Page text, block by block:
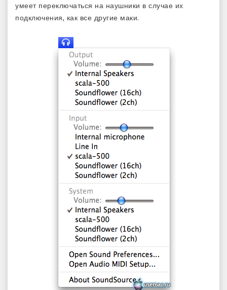
умеет переключаться на наушники в случае их
подключения, как все другие маки.